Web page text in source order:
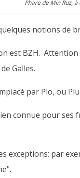
Phare de Min Ruz,
notions de
est BZH.
Galles.
par Plo, ou
connue pour ses
exceptions: par